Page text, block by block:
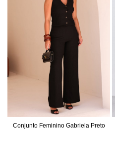
Conjunto Feminino Gabriela Preto